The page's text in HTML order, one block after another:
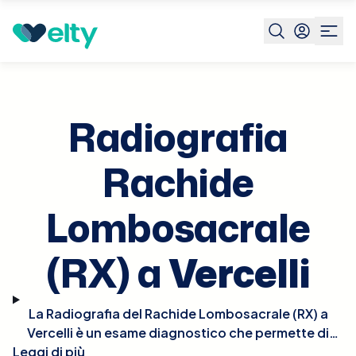
Prenota visita Radiografia Rachide Lombosacrale Rx
Radiografia
Rachide
Lombosacrale
(RX) aVercelli
La Radiografia del Rachide Lombosacrale (RX) a
Vercelli è un esame diagnostico che permette di
analizzare in dettaglio la regione lombare e sacrale
Leggi di più